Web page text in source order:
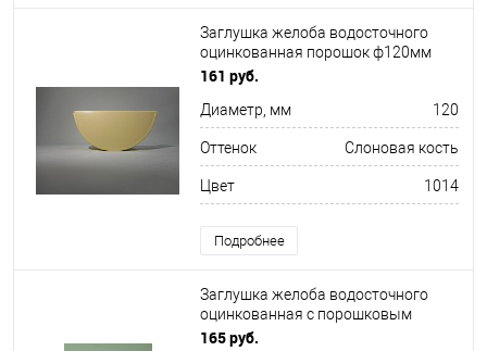
Заглушка желоба водосточного
оцинкованная порошок ф120мм
RAL 1014
161 руб.
Диаметр, мм 120
Оттенок Слоновая кость
Цвет 1014
Подробнее
Заглушка желоба водосточного
оцинкованная с порошковым
покрытием ф120мм все цвета RAL
165 руб.